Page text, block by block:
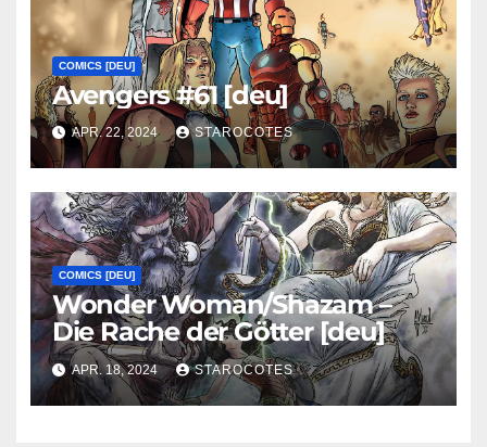
COMICS [DEU]
Avengers #61 [deu]
APR. 22, 2024 STAROCOTES
COMICS [DEU]
Wonder Woman/Shazam –
Die Rache der Götter [deu]
APR. 18, 2024 STAROCOTES